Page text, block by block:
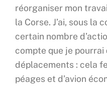
réorganiser mon
la Corse. J’ai, sous la
certain nombre
compte que je
déplacements : cela
péages et d’avion